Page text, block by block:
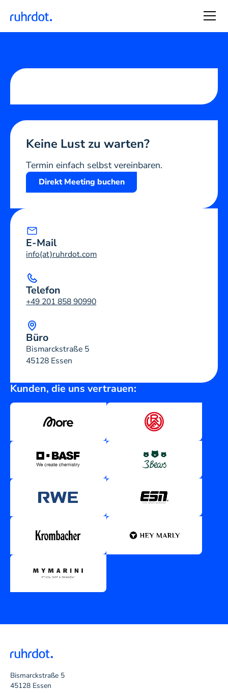
Keine Lust zu warten?
Termin einfach selbst vereinbaren.
Direkt Meeting buchen
E-Mail
info(at)ruhrdot.com
Telefon
+49 201 858 90990
Büro
Bismarckstraße 5
45128 Essen
Kunden, die uns vertrauen:
Bismarckstraße 5
45128 Essen